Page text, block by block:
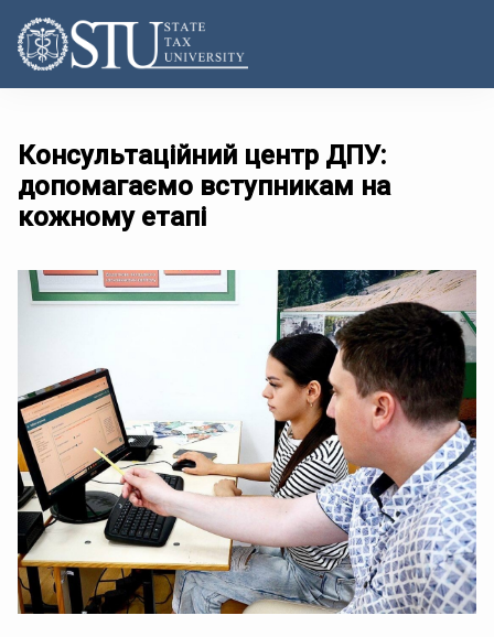
Консультаційний центр ДПУ:
допомагаємо вступникам на
кожному етапі